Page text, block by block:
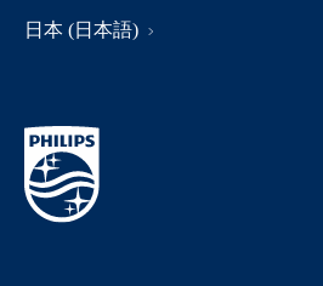
日本 (日本語)